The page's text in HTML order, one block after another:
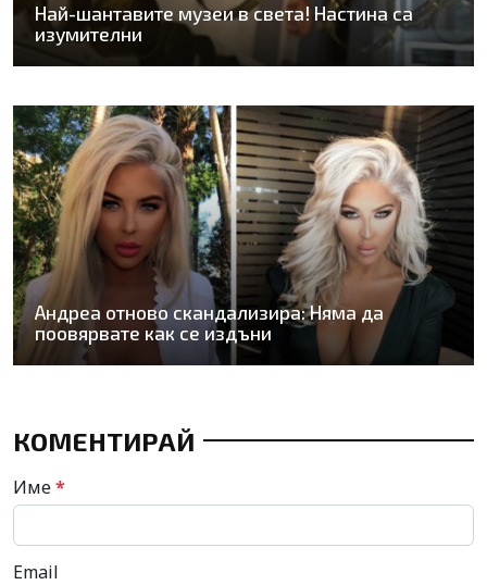
Най-шантавите музеи в света! Настина са
изумителни
Андреа отново скандализира: Няма да
поовярвате как се издъни
КОМЕНТИРАЙ
Име*
Email